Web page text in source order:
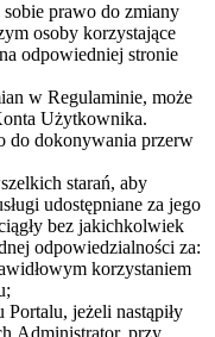
prawo do zmiany
osoby korzystające
odpowiedniej stronie
w Regulaminie, może
Użytkownika.
do dokonywania przerw
starań, aby
udostępniane za jego
bez jakichkolwiek
odpowiedzialności za:
korzystaniem
jeżeli nastąpiły